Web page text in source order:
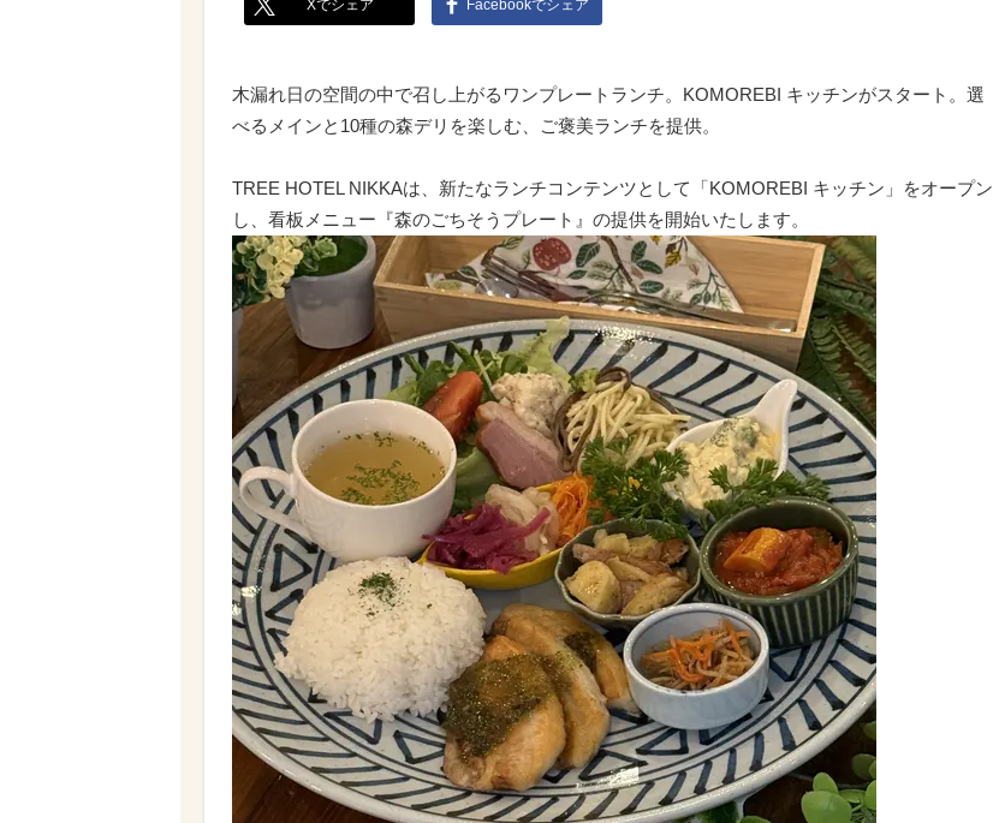
Xでシェア Facebookでシェア
木漏れ日の空間の中で召し上がるワンプレートランチ。KOMOREBI キッチンがスタート。選
べるメインと10種の森デリを楽しむ、ご褒美ランチを提供。
TREE HOTEL NIKKAは、新たなランチコンテンツとして「KOMOREBI キッチン」をオープン
し、看板メニュー『森のごちそうプレート』の提供を開始いたします。